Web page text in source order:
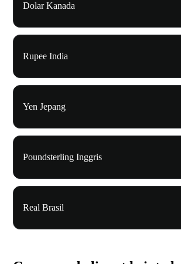
Dolar Kanada
Rupee India
Yen Jepang
Poundsterling Inggris
Real Brasil